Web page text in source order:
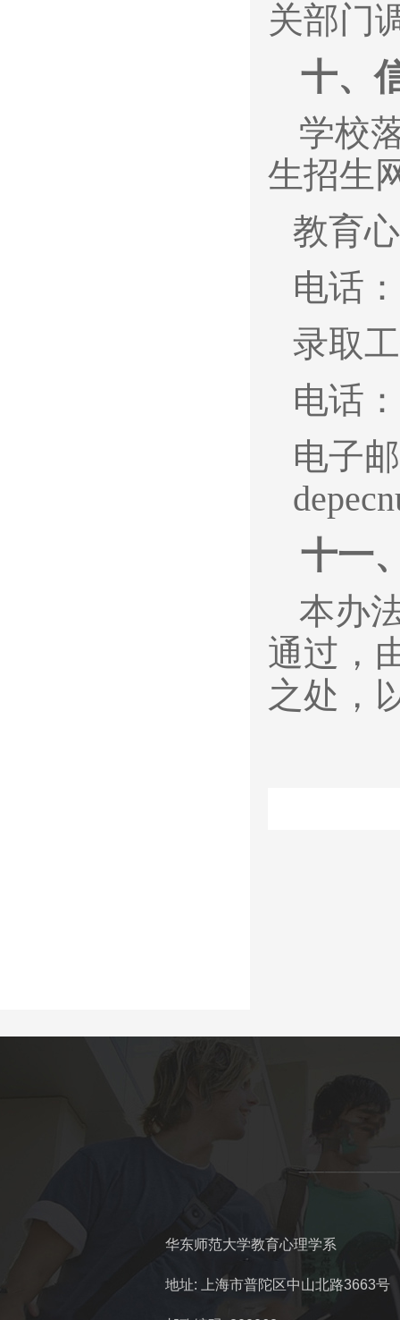
关部门
十、
学校
生招生
教育
电话
录取
电话
电子
十一
本办
通过，
之处，
华东师范大学教育心理学系
地址: 上海市普陀区中山北路3663号